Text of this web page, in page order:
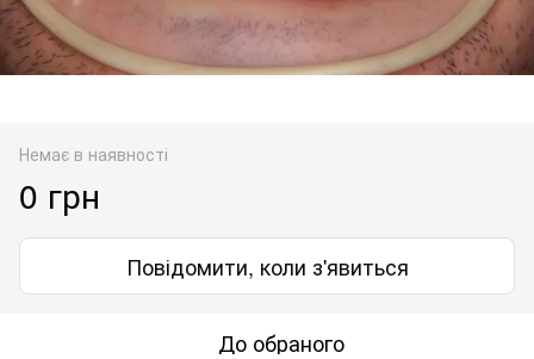
Немає в наявності
0 грн
Повідомити, коли з'явиться
До обраного